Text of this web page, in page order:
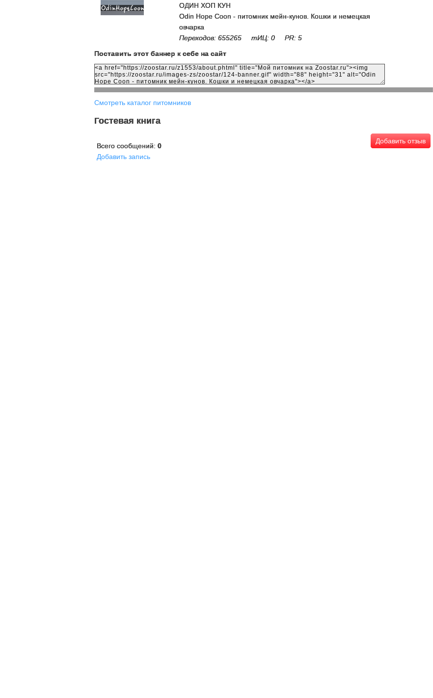
ОДИН ХОП КУН
Odin Hope Coon - питомник мейн-кунов. Кошки и немецкая
овчарка
Переходов: 655265 тИЦ: 0 PR: 5
Поставить этот баннер к себе на сайт
Смотреть каталог питомников
Гостевая книга
Всего сообщений: 0
Добавить запись
Добавить отзыв